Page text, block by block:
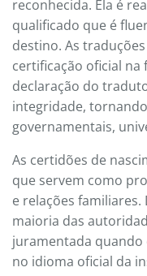
reconhecida. Ela é
qualificado que é
destino. As
certificação oficial
declaração do
integridade,
governamentais,
As certidões de
que servem como
e relações
maioria das
juramentada
no idioma oficial da